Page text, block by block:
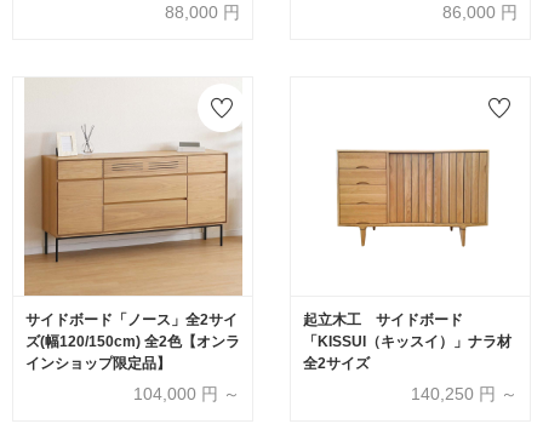
88,000 円 86,000 円
サイドボード「ノース」全2サイ
ズ(幅120/150cm) 全2色【オンラ
インショップ限定品】
104,000 円 ～
起立木工 サイドボード
「KISSUI（キッスイ）」ナラ材
全2サイズ
140,250 円 ～